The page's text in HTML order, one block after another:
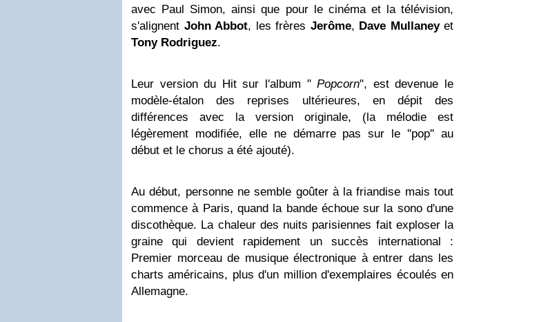
avec Paul Simon, ainsi que pour le cinéma et la télévision,
s'alignent John Abbot, les frères Jerôme, Dave Mullaneyet
Tony Rodriguez.
Leur version du Hit sur l'album "Popcorn", est devenue le
modèle-étalon des reprises ultérieures, en dépit des
différences avec la version originale, (la mélodie est
légèrement modifiée, elle ne démarre pas sur le ''pop'' au
début et le chorus a été ajouté).
Au début, personne ne semble goûter à la friandise mais tout
commence à Paris, quand la bande échoue sur la sono d'une
discothèque. La chaleur des nuits parisiennes fait exploser la
graine qui devient rapidement un succès international :
Premier morceau de musique électronique à entrer dans les
charts américains, plus d'un million d'exemplaires écoulés en
Allemagne.